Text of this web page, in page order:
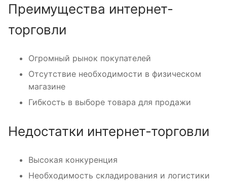
Преимущества интернет-
торговли
Огромный рынок покупателей
Отсутствие необходимости в физическом
магазине
Гибкость в выборе товара для продажи
Недостатки интернет-торговли
Высокая конкуренция
Необходимость складирования и логистики